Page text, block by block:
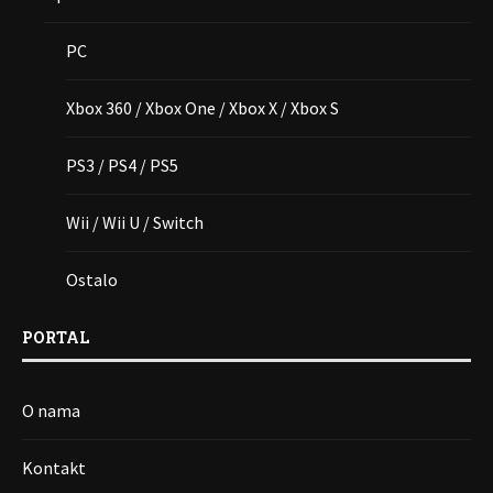
PC
Xbox 360 / Xbox One / Xbox X / Xbox S
PS3 / PS4 / PS5
Wii / Wii U / Switch
Ostalo
PORTAL
O nama
Kontakt